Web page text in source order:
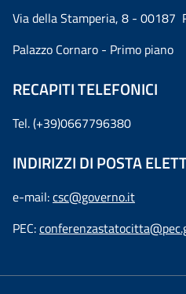
Via della Stamperia, 8 - 00187
Palazzo Cornaro - Primo piano
RECAPITI TELEFONICI
Tel. (+39)0667796380
INDIRIZZI DI POSTA
e-mail:csc@governo.it
PEC: